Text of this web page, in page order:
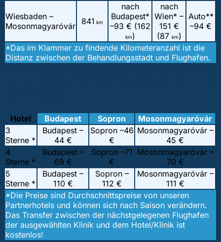
Wiesbaden –
Mosonmagyaróvár
841 km
nach
Budapest*
–93 € (162
km)
nach
Wien* –
151 €
(87 km)
Auto**
–94 €
*Das im Klammer zu findende Kilometeranzahl ist die
Distanz zwischen der Behandlungsstadt und Flughafen.
Hotel Budapest Sopron
Mosonmagyaróvár
3
Sterne *
Budapest –
44 €
Sopron –46
€
Mosonmagyaróvár –
45 €
4
Sterne *
Budapest –
69 €
Sopron –71
€
Mosonmagyaróvár –
70 €
5
Sterne *
Budapest –
110 €
Sopron –
112 €
Mosonmagyaróvár –
111 €
*Die Preise sind Durchschnittspreise von unseren
Partnerhotels und können sich nach Saison verändern.
Das Transfer zwischen der nächstgelegenen Flughafen
der ausgewählten Klinik und dem Hotel/Klinik ist
kostenlos!